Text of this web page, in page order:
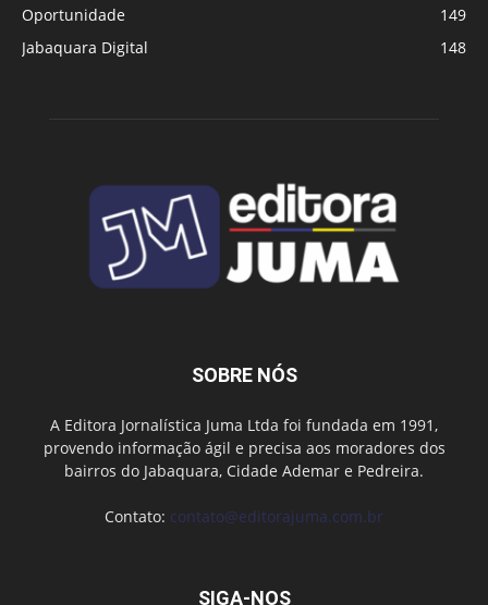
Oportunidade
149
Jabaquara Digital
148
SOBRE NÓS
A Editora Jornalística Juma Ltda foi fundada em 1991,
provendo informação ágil e precisa aos moradores dos
bairros do Jabaquara, Cidade Ademar e Pedreira.
Contato: contato@editorajuma.com.br
SIGA-NOS